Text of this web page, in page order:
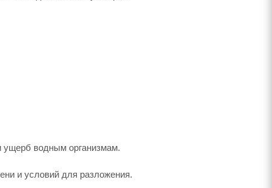
ущерб водным организмам.
и условий для разложения.